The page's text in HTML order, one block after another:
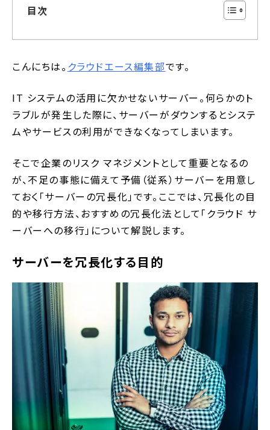
目次
こんにちは。 クラウドエース編集部です。
IT システムの活用に欠かせないサーバー。何らかのト
ラブルが発生した際に、サーバーがダウンするとシステ
ムやサービスの利用ができなくなってしまいます。
そこで企業のリスク マネジメントとして重要となるの
が、不足の事態に備えて予備（従系）サーバーを用意し
ておく「サーバーの冗長化」です。ここでは、冗長化の目
的や移行方法、おすすめの冗長化法として「クラウド サ
ーバーへの移行」について解説します。
サーバーを冗長化する目的